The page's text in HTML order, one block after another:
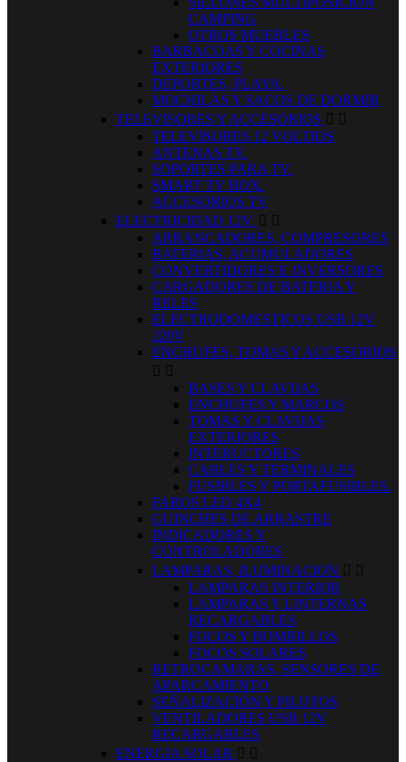
CAMPING
OTROS MUEBLES
BARBACOAS Y COCINAS
EXTERIORES
DEPORTES, PLAYA.
MOCHILAS Y SACOS DE DORMIR
TELEVISORES Y ACCESORIOS  
TELEVISORES 12 VOLTIOS
ANTENAS TV.
SOPORTES PARA TV.
SMART TV BOX.
ACCESORIOS TV
ELECTRICIDAD 12V.  
ARRANCADORES, COMPRESORES
BATERIAS, ACUMULADORES
CONVERTIDORES E INVERSORES
CARGADORES DE BATERIA Y
RELES
ELECTRODOMESTICOS USB 12V
220V
ENCHUFES, TOMAS Y ACCESORIOS
 
BASES Y CLAVIJAS
ENCHUFES Y MARCOS
TOMAS Y CLAVIJAS
EXTERIORES
INTERUCTORES
CABLES Y TERMINALES
FUSIBLES Y PORTAFUSIBLES.
FAROS LED 4X4
GUINCHES DE ARRASTRE
INDICADORES Y
CONTROLADORES
LAMPARAS, ILUMINACION  
LAMPARAS INTERIOR
LAMPARAS Y LINTERNAS
RECARGABLES
FOCOS Y BOMBILLOS
FOCOS SOLARES
RETROCAMARAS, SENSORES DE
APARCAMIENTO
SEÑALIZACIÓN Y PILOTOS
VENTILADORES USB 12V
RECARGABLES
ENERGIA SOLAR  